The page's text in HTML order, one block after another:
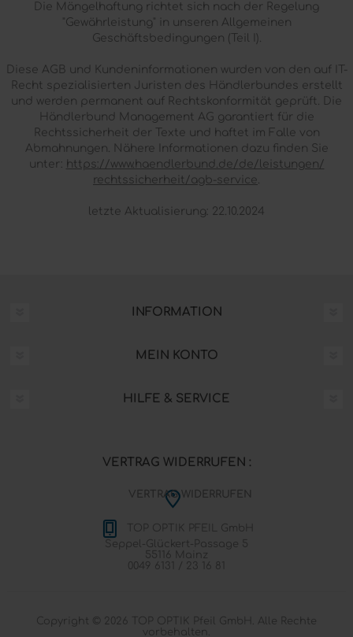
Die Mängelhaftung richtet sich nach der Regelung
"Gewährleistung" in unseren Allgemeinen
Geschäftsbedingungen (Teil I).
Diese AGB und Kundeninformationen wurden von den auf IT-
Recht spezialisierten Juristen des Händlerbundes erstellt
und werden permanent auf Rechtskonformität geprüft. Die
Händlerbund Management AG garantiert für die
Rechtssicherheit der Texte und haftet im Falle von
Abmahnungen. Nähere Informationen dazu finden Sie
unter:
https://www.haendlerbund.de/ de/leistungen/
rechtssicherheit/agb-service.
letzte Aktualisierung: 22.10.2024
INFORMATION
MEIN KONTO
HILFE & SERVICE
VERTRAG WIDERRUFEN :
VERTRAG WIDERRUFEN
TOP OPTIK PFEIL GmbH
Seppel-Glückert-Passage 5
55116 Mainz
0049 6131 / 23 16 81
Copyright © 2026 TOP OPTIK Pfeil GmbH. Alle Rechte
vorbehalten.